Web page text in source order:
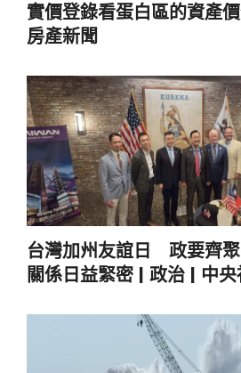
實價登錄看蛋白區的資產
房產新聞
台灣加州友誼日 政要齊
關係日益緊密 | 政治 | 中央